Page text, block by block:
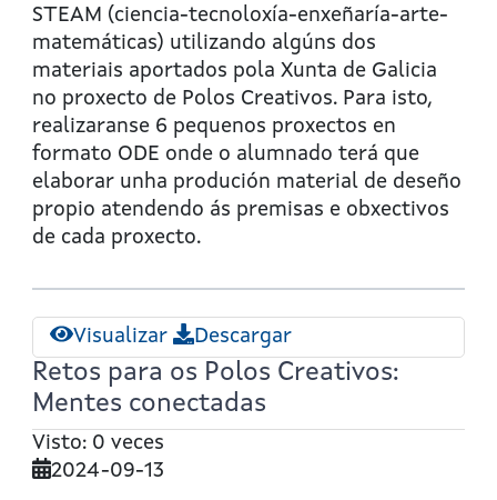
Polos
Creativos:
Cacharreando
coa
micro:bit
STEAM (ciencia-tecnoloxía-enxeñaría-arte-
matemáticas) utilizando algúns dos
materiais aportados pola Xunta de Galicia
no proxecto de Polos Creativos. Para isto,
realizaranse 6 pequenos proxectos en
formato ODE onde o alumnado terá que
elaborar unha produción material de deseño
propio atendendo ás premisas e obxectivos
de cada proxecto.
Visualizar Descargar
Retos para os Polos Creativos:
Mentes conectadas
Visto: 0 veces
2024-09-13